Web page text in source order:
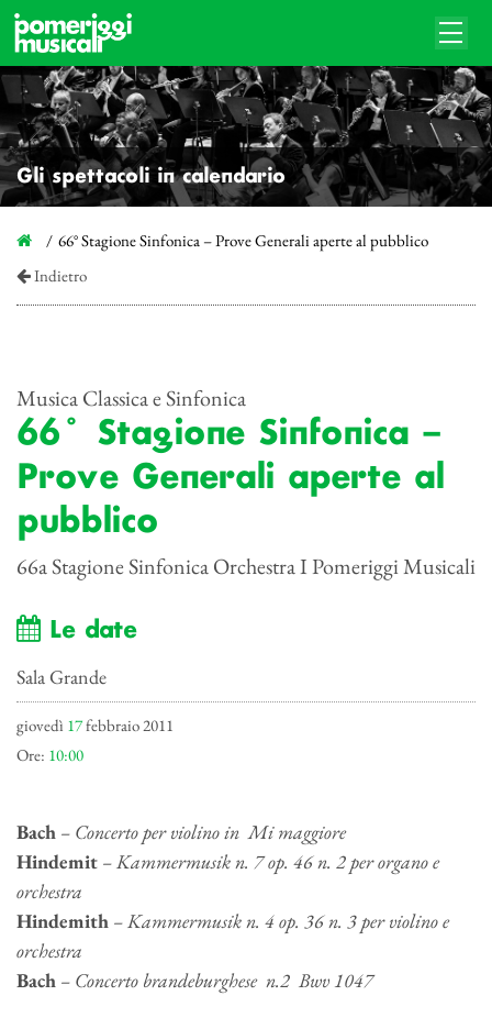
Gli spettacoli in calendario
66° Stagione Sinfonica – Prove Generali aperte al pubblico
Indietro
Musica Classica e Sinfonica
66° Stagione Sinfonica –
Prove Generali aperte al
pubblico
66a Stagione Sinfonica Orchestra I Pomeriggi Musicali
Le date
Sala Grande
giovedì 17febbraio 2011
Ore: 10:00
Bach – Concerto per violino in Mi maggiore
Hindemit – Kammermusik n. 7 op. 46 n. 2 per organo e
orchestra
Hindemith – Kammermusik n. 4 op. 36 n. 3 per violino e
orchestra
Bach – Concerto brandeburghese n.2 Bwv 1047